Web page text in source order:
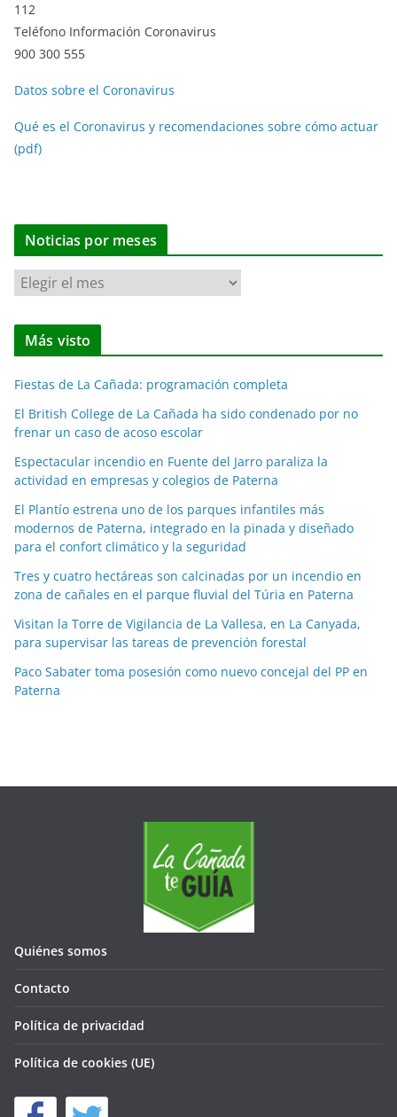
112
Teléfono Información Coronavirus
900 300 555
Datos sobre el Coronavirus
Qué es el Coronavirus y recomendaciones sobre cómo actuar
(pdf)
Noticias por meses
N
t
i
a
s
p
o
r
m
e
s
e
Más visto
Fiestas de La Cañada: programación completa
El British College de La Cañada ha sido condenado por no
frenar un caso de acoso escolar
Espectacular incendio en Fuente del Jarro paraliza la
actividad en empresas y colegios de Paterna
El Plantío estrena uno de los parques infantiles más
modernos de Paterna, integrado en la pinada y diseñado
para el confort climático y la seguridad
Tres y cuatro hectáreas son calcinadas por un incendio en
zona de cañales en el parque fluvial del Túria en Paterna
Visitan la Torre de Vigilancia de La Vallesa, en La Canyada,
para supervisar las tareas de prevención forestal
Paco Sabater toma posesión como nuevo concejal del PP en
Paterna
Quiénes somos
Contacto
Política de privacidad
Política de cookies (UE)